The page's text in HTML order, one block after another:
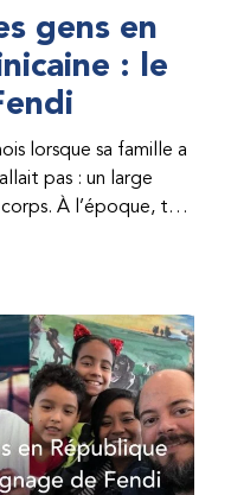
gens en
: le
lorsque sa famille a
pas : un large
À l’époque, très
de République
largement
facteur étaient chers
son traitement dure
une dose
de ces soins limités,
manquait